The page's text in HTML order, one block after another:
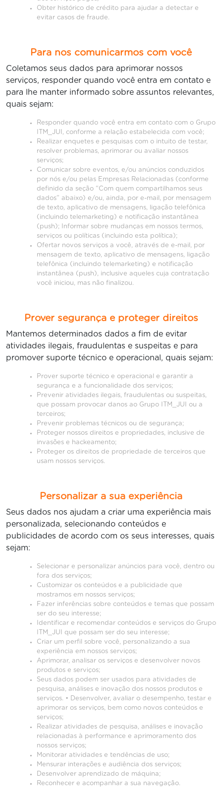
Obter histórico de crédito para ajudar a detectar e
evitar casos de fraude.
Para nos comunicarmos com você
Coletamos seus dados para aprimorar nossos
serviços, responder quando você entra em contato e
para lhe manter informado sobre assuntos relevantes,
quais sejam:
Responder quando você entra em contato com o Grupo
ITM_JUI, conforme a relação estabelecida com você;
Realizar enquetes e pesquisas com o intuito de testar,
resolver problemas, aprimorar ou avaliar nossos
serviços;
Comunicar sobre eventos, e/ou anúncios conduzidos
por nós e/ou pelas Empresas Relacionadas (conforme
definido da seção “Com quem compartilhamos seus
dados” abaixo) e/ou, ainda, por e-mail, por mensagem
de texto, aplicativo de mensagens, ligação telefônica
(incluindo telemarketing) e notificação instantânea
(push); Informar sobre mudanças em nossos termos,
serviços ou políticas (incluindo esta política);
Ofertar novos serviços a você, através de e-mail, por
mensagem de texto, aplicativo de mensagens, ligação
telefônica (incluindo telemarketing) e notificação
instantânea (push), inclusive aqueles cuja contratação
você iniciou, mas não finalizou.
Prover segurança e proteger direitos
Mantemos determinados dados a fim de evitar
atividades ilegais, fraudulentas e suspeitas e para
promover suporte técnico e operacional, quais sejam:
Prover suporte técnico e operacional e garantir a
segurança e a funcionalidade dos serviços;
Prevenir atividades ilegais, fraudulentas ou suspeitas,
que possam provocar danos ao Grupo ITM_JUI ou a
terceiros;
Prevenir problemas técnicos ou de segurança;
Proteger nossos direitos e propriedades, inclusive de
invasões e hackeamento;
Proteger os direitos de propriedade de terceiros que
usam nossos serviços.
Personalizar a sua experiência
Seus dados nos ajudam a criar uma experiência mais
personalizada, selecionando conteúdos e
publicidades de acordo com os seus interesses, quais
sejam:
Selecionar e personalizar anúncios para você, dentro ou
fora dos serviços;
Customizar os conteúdos e a publicidade que
mostramos em nossos serviços;
Fazer inferências sobre conteúdos e temas que possam
ser do seu interesse;
Identificar e recomendar conteúdos e serviços do Grupo
ITM_JUI que possam ser do seu interesse;
Criar um perfil sobre você, personalizando a sua
experiência em nossos serviços;
Aprimorar, analisar os serviços e desenvolver novos
produtos e serviços;
Seus dados podem ser usados para atividades de
pesquisa, análises e inovação dos nossos produtos e
serviços. • Desenvolver, avaliar o desempenho, testar e
aprimorar os serviços, bem como novos conteúdos e
serviços;
Realizar atividades de pesquisa, análises e inovação
relacionadas à performance e aprimoramento dos
nossos serviços;
Monitorar atividades e tendências de uso;
Mensurar interações e audiência dos serviços;
Desenvolver aprendizado de máquina;
Reconhecer e acompanhar a sua navegação.